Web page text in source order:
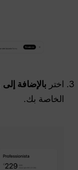
اختر بالإضافة إلى
الخاصة بك.